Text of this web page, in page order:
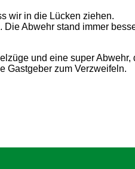
wir in die Lücken ziehen.
Abwehr stand immer
und eine super
Gastgeber zum Verzweifeln.